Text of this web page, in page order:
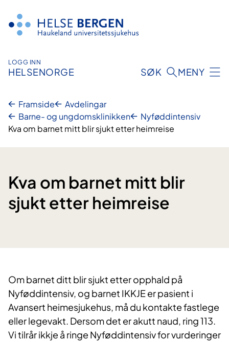
innhald
LOGG INN
HELSENORGE SØK MENY
Framside
Avdelingar
Barne- og ungdomsklinikken
Nyføddintensiv
Kva om barnet mitt blir sjukt etter heimreise
Kva om barnet mitt blir
sjukt etter heimreise
Om barnet ditt blir sjukt etter opphald på
Nyføddintensiv, og barnet IKKJE er pasient i
Avansert heimesjukehus, ​må du kontakte fastlege
eller legevakt. Dersom det er akutt naud, ring 113.
Vi tilrår ikkje å ringe Nyføddintensiv for vurderinger